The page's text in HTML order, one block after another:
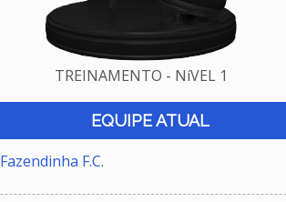
TREINAMENTO - NíVEL 1
EQUIPE ATUAL
Fazendinha F.C.